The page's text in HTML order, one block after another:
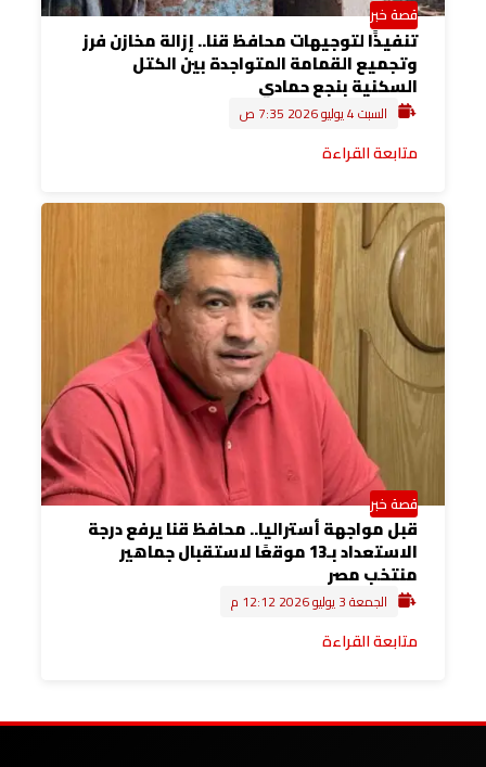
قصة خبر
تنفيذًا لتوجيهات محافظ قنا.. إزالة مخازن فرز
وتجميع القمامة المتواجدة بين الكتل
السكنية بنجع حمادي
السبت 4 يوليو 2026 7:35 ص
متابعة القراءة
قصة خبر
قبل مواجهة أستراليا.. محافظ قنا يرفع درجة
الاستعداد بـ13 موقعًا لاستقبال جماهير
منتخب مصر
الجمعة 3 يوليو 2026 12:12 م
متابعة القراءة